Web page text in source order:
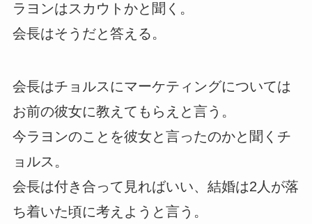
ラヨンはスカウトかと聞く。
会長はそうだと答える。
会長はチョルスにマーケティングについては
お前の彼女に教えてもらえと言う。
今ラヨンのことを彼女と言ったのかと聞くチ
ョルス。
会長は付き合って見ればいい、結婚は2人が落
ち着いた頃に考えようと言う。